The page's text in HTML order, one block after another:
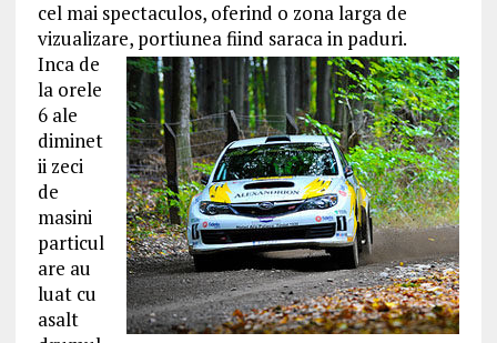
cel mai spectaculos, oferind o zona larga de
vizualizare, portiunea fiind saraca in paduri.
Inca de
la orele
6 ale
diminet
ii zeci
de
masini
particul
are au
luat cu
asalt